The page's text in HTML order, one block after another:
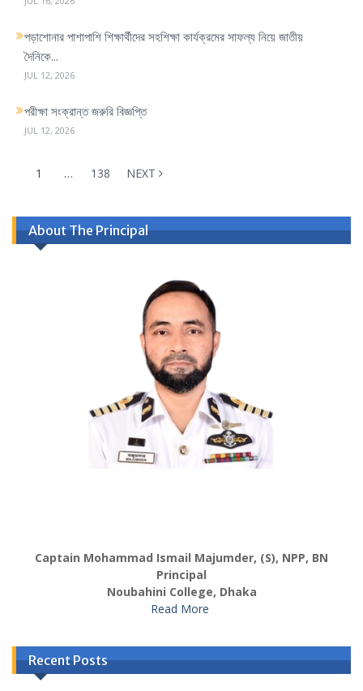
পড়াশোনার পাশাপাশি শিক্ষার্থীদের সহশিক্ষা কার্যক্রমের সাফল্য নিয়ে জাতীয়
দৈনিকে...
JUL 12, 2026
পরীক্ষা সংক্রান্ত জরুরি বিজ্ঞপ্তি
JUL 12, 2026
1 … 138 NEXT
About The Principal
Captain Mohammad Ismail Majumder, (S), NPP, BN
Principal
Noubahini College, Dhaka
Read More
Recent Posts